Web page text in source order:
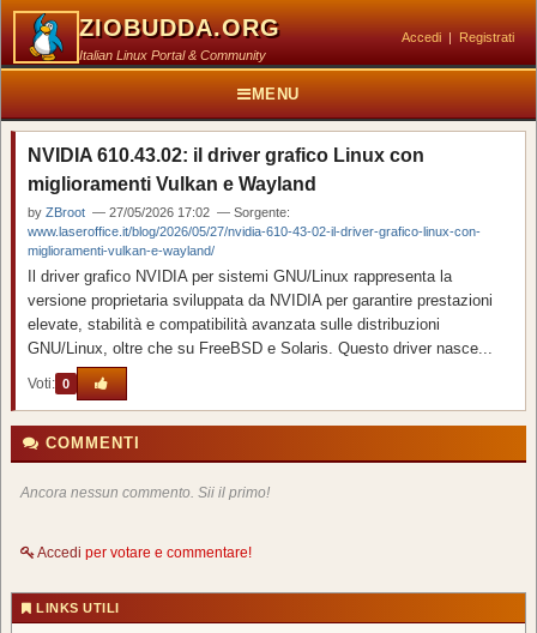
ZIOBUDDA.ORG
Italian Linux Portal & Community
Accedi | Registrati
MENU
NVIDIA 610.43.02: il driver grafico Linux con
miglioramenti Vulkan e Wayland
by ZBroot — 27/05/2026 17:02 — Sorgente:
www.laseroffice.it/blog/2026/05/27/nvidia-610-43-02-il-driver-grafico-linux-con-
miglioramenti-vulkan-e-wayland/
Il driver grafico NVIDIA per sistemi GNU/Linux rappresenta la
versione proprietaria sviluppata da NVIDIA per garantire prestazioni
elevate, stabilità e compatibilità avanzata sulle distribuzioni
GNU/Linux, oltre che su FreeBSD e Solaris. Questo driver nasce...
Voti: 0
COMMENTI
Ancora nessun commento. Sii il primo!
Accedi per votare e commentare!
LINKS UTILI